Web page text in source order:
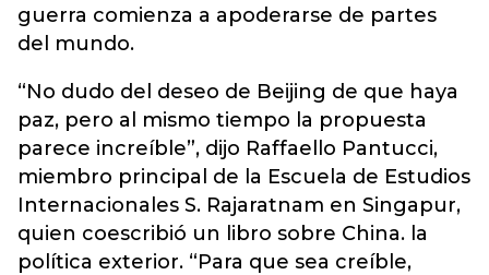
guerra comienza a apoderarse de partes
del mundo.
“No dudo del deseo de Beijing de que haya
paz, pero al mismo tiempo la propuesta
parece increíble”, dijo Raffaello Pantucci,
miembro principal de la Escuela de Estudios
Internacionales S. Rajaratnam en Singapur,
quien coescribió un libro sobre China. la
política exterior. “Para que sea creíble,